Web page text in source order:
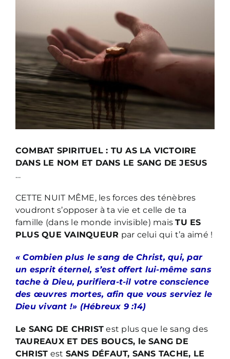
COMBAT SPIRITUEL : TU AS LA VICTOIRE
DANS LE NOM ET DANS LE SANG DE JESUS
…
CETTE NUIT MÊME, les forces des ténèbres
voudront s’opposer à ta vie et celle de ta
famille (dans le monde invisible) maisTU ES
PLUS QUE VAINQUEUR par celui qui t’a aimé !
« Combien plus le sang de Christ, qui, par
un esprit éternel, s’est offert lui-même sans
tache à Dieu, purifiera-t-il votre conscience
des œuvres mortes, afin que vous serviez le
Dieu vivant !» (Hébreux 9 :14)
Le SANG DE CHRIST est plus que le sang des
TAUREAUX ET DES BOUCS, le SANG DE
CHRIST est SANS DÉFAUT, SANS TACHE, LE